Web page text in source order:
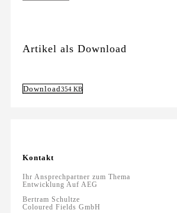
Artikel als Download
Download354 KB
Kontakt
Ihr Ansprechpartner zum Thema
Entwicklung Auf AEG
Bertram Schultze
Coloured Fields GmbH